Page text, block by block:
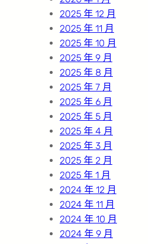
2025 年 12 月
2025 年 11 月
2025 年 10 月
2025 年 9 月
2025 年 8 月
2025 年 7 月
2025 年 6 月
2025 年 5 月
2025 年 4 月
2025 年 3 月
2025 年 2 月
2025 年 1 月
2024 年 12 月
2024 年 11 月
2024 年 10 月
2024 年 9 月